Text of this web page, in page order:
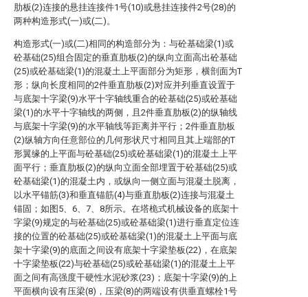
肋板(2)连接的悬挂连接件1号(10)或悬挂连接件2号(28)的
两种构造形式(一)或(二)。
构造形式(一)或(二)相同的构造部分为：与砼基础梁(1)或
砼基础(25)组合固定的垂直肋板(2)的纵向立面高出砼基础
(25)或砼基础梁(1)的混凝土上平面部分为矩形，横剖面为T
形；纵向长度相同的2件垂直肋板(2)对应并列垂直设置于
与底架十字梁(9)水平十字轴线重合的砼基础(25)或砼基础
梁(1)的水平十字轴线的两侧，且2件垂直肋板(2)的纵轴线
与底架十字梁(9)的水平轴线等距离并平行；2件垂直肋板
(2)纵轴方向任意部位的几何形状尺寸相同且其上端部的T
形翼缘的上平面与砼基础(25)或砼基础梁(1)的混凝土上平
面平行；垂直肋板(2)的纵向立面全部埋置于砼基础(25)或
砼基础梁(1)的混凝土内，或纵向一侧立面与混凝土脱离，
以水平锚筋(3)和垂直锚筋(4)与垂直肋板(2)连接与混凝土
锚固；如图5、6、7、8所示。在塔桅式机械设备的底架十
字梁(9)规定的与砼基础(25)或砼基础梁(1)进行垂直定位连
接的位置的砼基础(25)或砼基础梁(1)的混凝土上平面与底
架十字梁(9)的底面之间设有底架十字梁垫板(22)，在底架
十字梁垫板(22)与砼基础(25)或砼基础梁(1)的混凝土上平
面之间有高强度干硬性水泥砂浆(23)；底架十字梁(9)的上
平面横向设有压梁(8)，压梁(8)的两端设有供垂直螺栓1号